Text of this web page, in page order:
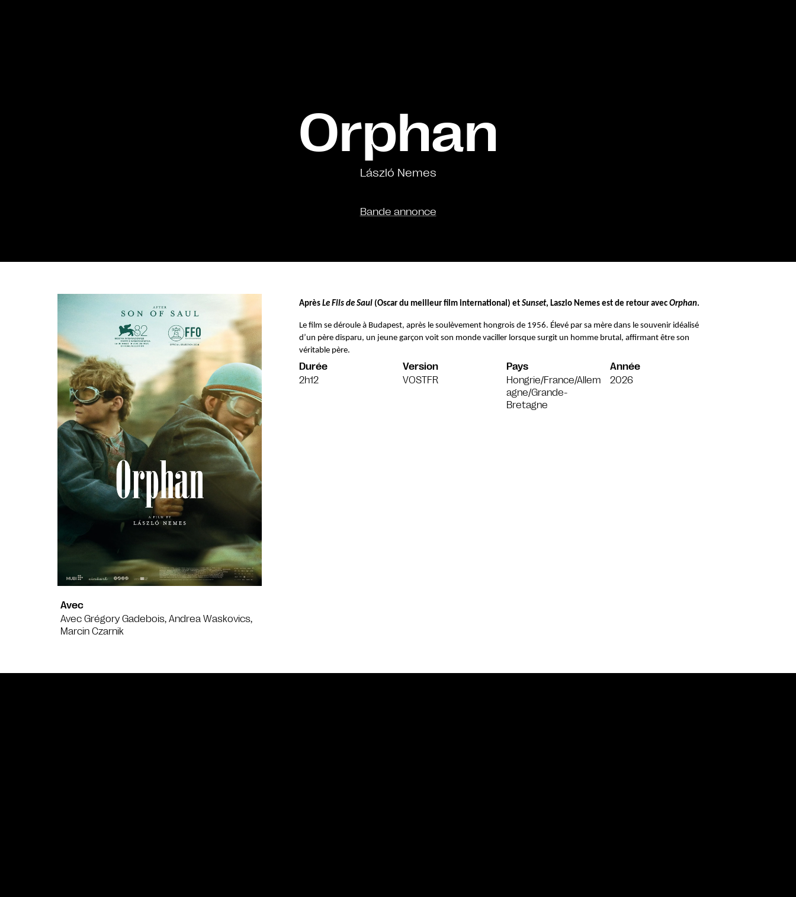
Orphan
László Nemes
Bande annonce
Avec
Avec Grégory Gadebois, Andrea Waskovics,
Marcin Czarnik
Après Le Fils de Saul (Oscar du meilleur film international) et Sunset, Laszlo Nemes est de retour avec Orphan.
Le film se déroule à Budapest, après le soulèvement hongrois de 1956. Élevé par sa mère dans le souvenir idéalisé
d’un père disparu, un jeune garçon voit son monde vaciller lorsque surgit un homme brutal, affirmant être son
véritable père.
Durée
2h12
Version
VOSTFR
Pays
Hongrie/France/Allem
agne/Grande-
Bretagne
Année
2026